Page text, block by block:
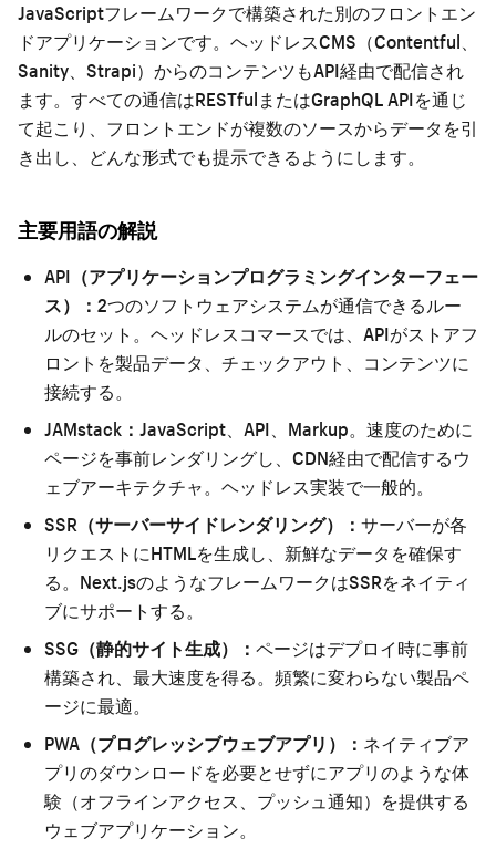
JavaScriptフレームワークで構築された別のフロントエン
ドアプリケーションです。ヘッドレスCMS（Contentful、
Sanity、Strapi）からのコンテンツもAPI経由で配信され
ます。すべての通信はRESTfulまたはGraphQL APIを通じ
て起こり、フロントエンドが複数のソースからデータを引
き出し、どんな形式でも提示できるようにします。
主要用語の解説
API（アプリケーションプログラミングインターフェー
ス）： 2つのソフトウェアシステムが通信できるルー
ルのセット。ヘッドレスコマースでは、APIがストアフ
ロントを製品データ、チェックアウト、コンテンツに
接続する。
JAMstack： JavaScript、API、Markup。速度のために
ページを事前レンダリングし、CDN経由で配信するウ
ェブアーキテクチャ。ヘッドレス実装で一般的。
SSR（サーバーサイドレンダリング）： サーバーが各
リクエストにHTMLを生成し、新鮮なデータを確保す
る。Next.jsのようなフレームワークはSSRをネイティ
ブにサポートする。
SSG（静的サイト生成）： ページはデプロイ時に事前
構築され、最大速度を得る。頻繁に変わらない製品ペ
ージに最適。
PWA（プログレッシブウェブアプリ）： ネイティブア
プリのダウンロードを必要とせずにアプリのような体
験（オフラインアクセス、プッシュ通知）を提供する
ウェブアプリケーション。